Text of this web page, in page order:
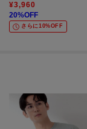
¥3,960
20%OFF
さらに10%OFF